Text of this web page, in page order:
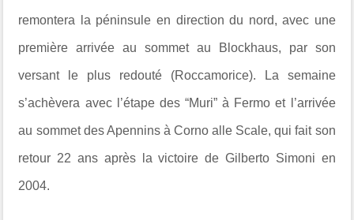
remontera la péninsule en direction du nord, avec une
première arrivée au sommet au Blockhaus, par son
versant le plus redouté (Roccamorice). La semaine
s’achèvera avec l’étape des “Muri” à Fermo et l’arrivée
au sommet des Apennins à Corno alle Scale, qui fait son
retour 22 ans après la victoire de Gilberto Simoni en
2004.